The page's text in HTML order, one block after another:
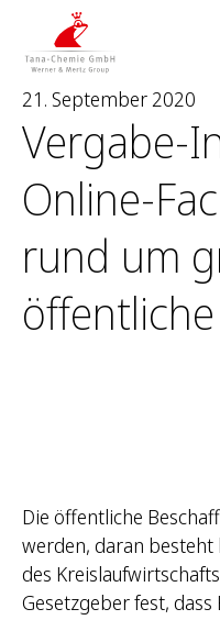
S
c
h
:
21. September 2020
Vergabe-
Online-
rund um
Die öffentliche
werden, daran besteht
des
Gesetzgeber fest,